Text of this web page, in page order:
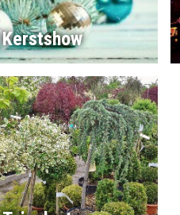
Kerstshow